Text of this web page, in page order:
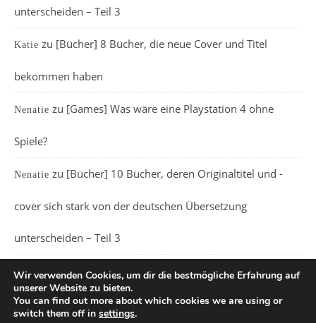
unterscheiden – Teil 3
Katie zu [Bücher] 8 Bücher, die neue Cover und Titel
bekommen haben
Nenatie zu [Games] Was wäre eine Playstation 4 ohne
Spiele?
Nenatie zu [Bücher] 10 Bücher, deren Originaltitel und -
cover sich stark von der deutschen Übersetzung
unterscheiden – Teil 3
Wir verwenden Cookies, um dir die bestmögliche Erfahrung auf
unserer Website zu bieten.
You can find out more about which cookies we are using or
switch them off in settings.